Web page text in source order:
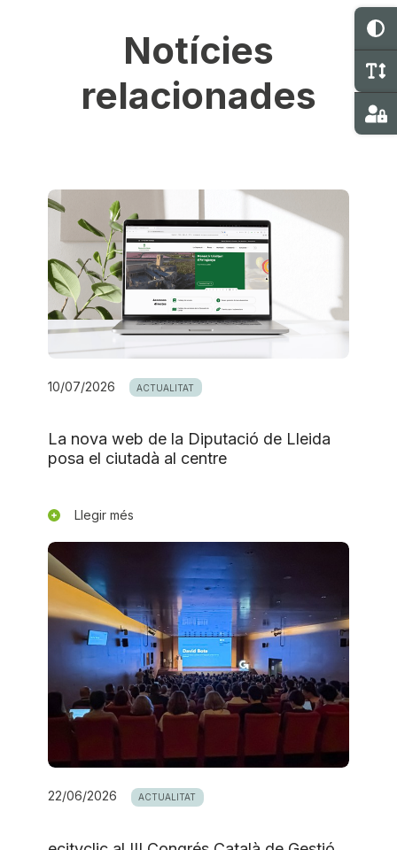
Notícies
relacionades
10/07/2026 ACTUALITAT
La nova web de la Diputació de Lleida
posa el ciutadà al centre
Llegir més
22/06/2026 ACTUALITAT